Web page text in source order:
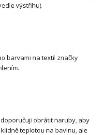
výstřihu).
barvami na textil značky
doporučuji obrátit naruby, aby
teplotou na bavlnu, ale